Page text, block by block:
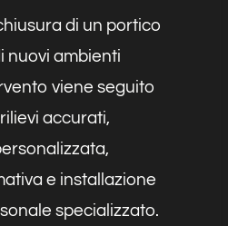
di un portico
nuovi ambienti
viene seguito
accurati,
e installazione
specializzato.